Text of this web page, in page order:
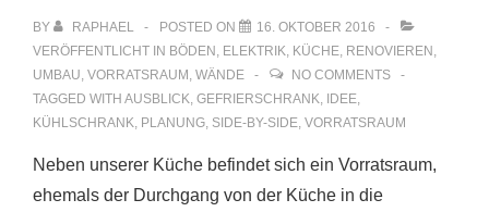
BY RAPHAEL POSTED ON
16. OKTOBER 2016
VERÖFFENTLICHT IN BÖDEN , ELEKTRIK, KÜCHE, RENOVIEREN ,
UMBAU, VORRATSRAUM , WÄNDE
NO COMMENTS
TAGGED WITH AUSBLICK, GEFRIERSCHRANK, IDEE,
KÜHLSCHRANK, PLANUNG, SIDE-BY-SIDE, VORRATSRAUM
Neben unserer Küche befindet sich ein Vorratsraum,
ehemals der Durchgang von der Küche in die